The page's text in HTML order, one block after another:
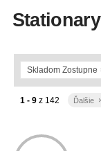
1 - 9z 142 Ďalšie keyboard_arrow_right